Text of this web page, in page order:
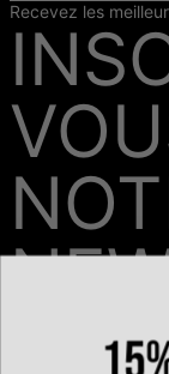
Recevez les